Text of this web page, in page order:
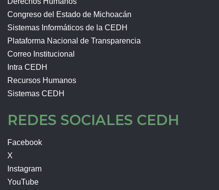
Congreso del Estado de Michoacán
Sistemas Informáticos de la CEDH
Plataforma Nacional de Transparencia
Correo Institucional
Intra CEDH
Recursos Humanos
Sistemas CEDH
REDES SOCIALES CEDH
Facebook
X
Instagram
YouTube